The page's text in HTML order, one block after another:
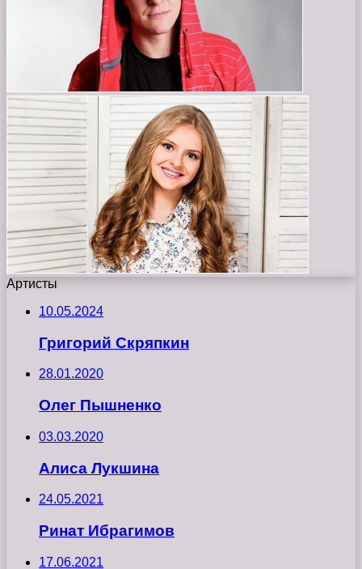
Артисты
10.05.2024
Григорий Скряпкин
28.01.2020
Олег Пышненко
03.03.2020
Алиса Лукшина
24.05.2021
Ринат Ибрагимов
17.06.2021